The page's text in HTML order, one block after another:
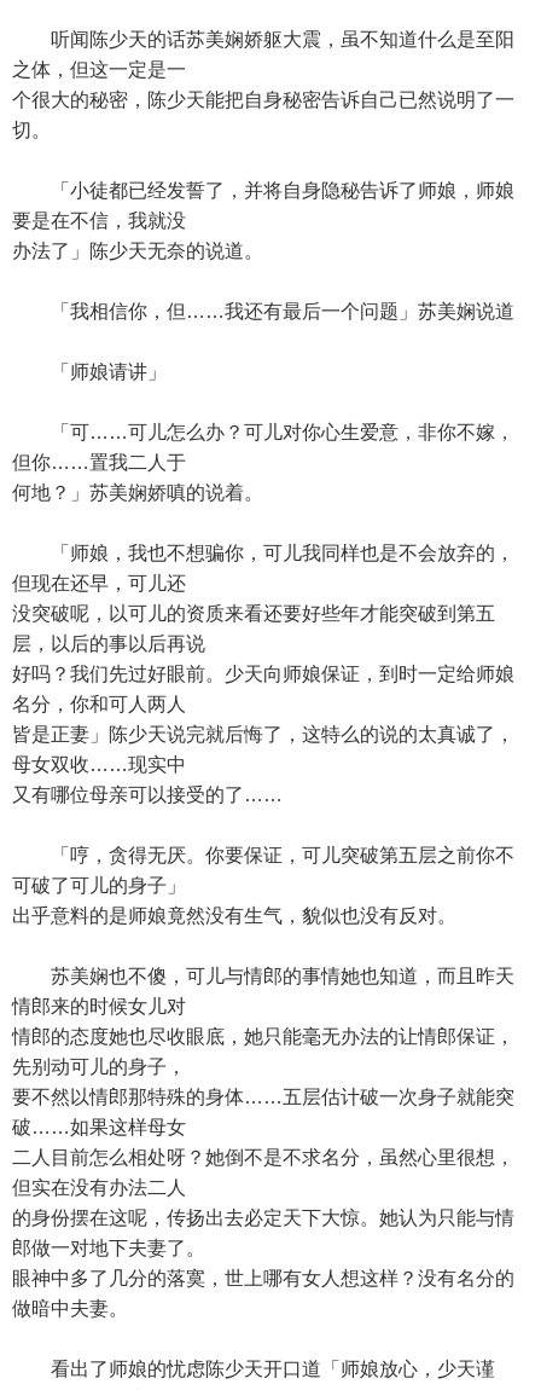
听闻陈少天的话苏美娴娇躯大震，虽不知道什么是至阳
之体，但这一定是一
个很大的秘密，陈少天能把自身秘密告诉自己已然说明了一
切。
「小徒都已经发誓了，并将自身隐秘告诉了师娘，师娘
要是在不信，我就没
办法了」陈少天无奈的说道。
「我相信你，但……我还有最后一个问题」苏美娴说道
「师娘请讲」
「可……可儿怎么办？可儿对你心生爱意，非你不嫁，
但你……置我二人于
何地？」苏美娴娇嗔的说着。
「师娘，我也不想骗你，可儿我同样也是不会放弃的，
但现在还早，可儿还
没突破呢，以可儿的资质来看还要好些年才能突破到第五
层，以后的事以后再说
好吗？我们先过好眼前。少天向师娘保证，到时一定给师娘
名分，你和可人两人
皆是正妻」陈少天说完就后悔了，这特么的说的太真诚了，
母女双收……现实中
又有哪位母亲可以接受的了……
「哼，贪得无厌。你要保证，可儿突破第五层之前你不
可破了可儿的身子」
出乎意料的是师娘竟然没有生气，貌似也没有反对。
苏美娴也不傻，可儿与情郎的事情她也知道，而且昨天
情郎来的时候女儿对
情郎的态度她也尽收眼底，她只能毫无办法的让情郎保证，
先别动可儿的身子，
要不然以情郎那特殊的身体……五层估计破一次身子就能突
破……如果这样母女
二人目前怎么相处呀？她倒不是不求名分，虽然心里很想，
但实在没有办法二人
的身份摆在这呢，传扬出去必定天下大惊。她认为只能与情
郎做一对地下夫妻了。
眼神中多了几分的落寞，世上哪有女人想这样？没有名分的
做暗中夫妻。
看出了师娘的忧虑陈少天开口道「师娘放心，少天谨